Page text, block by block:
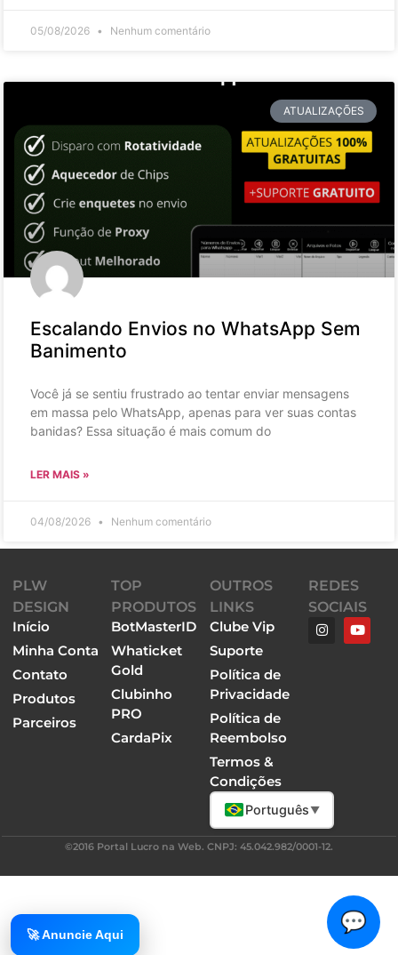
05/08/2026 Nenhum comentário
ATUALIZAÇÕES
Escalando Envios no WhatsApp Sem
Banimento
Você já se sentiu frustrado ao tentar enviar mensagens
em massa pelo WhatsApp, apenas para ver suas contas
banidas? Essa situação é mais comum do
LER MAIS »
04/08/2026 Nenhum comentário
PLW
DESIGN
Início
Minha Conta
Contato
Produtos
Parceiros
TOP
PRODUTOS
BotMasterID
Whaticket
Gold
Clubinho
PRO
CardaPix
💬
OUTROS
LINKS
Clube Vip
Suporte
Política de
Privacidade
Política de
Reembolso
Termos &
Condições
Português ▼
REDES
SOCIAIS
©2016 Portal Lucro na Web. CNPJ: 45.042.982/0001-12.
🚀 Anuncie Aqui